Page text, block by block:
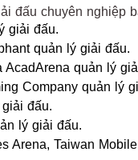
đấu chuyên nghiệp
giải đấu.
quản lý giải đấu.
quản lý
Company quản lý
đấu.
lý giải đấu.
Arena, Taiwan